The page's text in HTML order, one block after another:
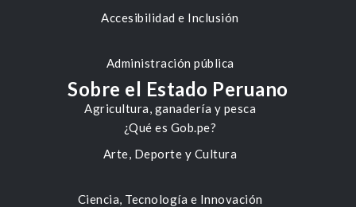
Accesibilidad e Inclusión
Administración pública
Agricultura, ganadería y pesca
Arte, Deporte y Cultura
Ciencia, Tecnología e Innovación
Sobre el Estado Peruano
¿Qué es Gob.pe?